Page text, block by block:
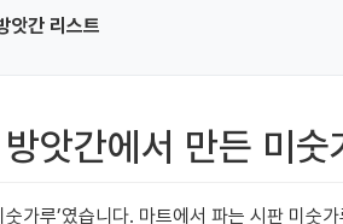
앗간 리스트
앗간에서 만든 미숫
가루’였습니다. 마트에서 파는 시판 미